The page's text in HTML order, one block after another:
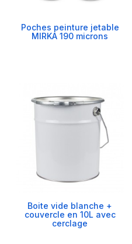
Poches peinture jetable
MIRKA 190 microns
Boite vide blanche +
couvercle en 10L avec
cerclage